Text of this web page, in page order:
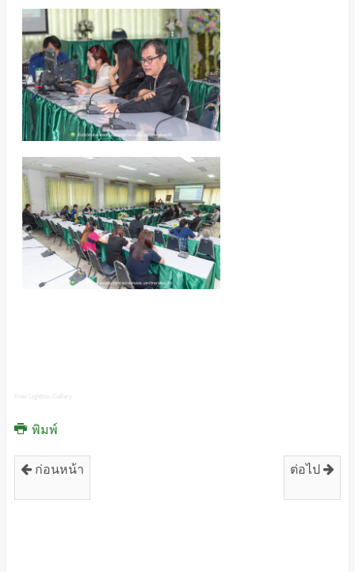
Free Lightbox Gallery
พิมพ์
ก่อนหน้า ต่อไป